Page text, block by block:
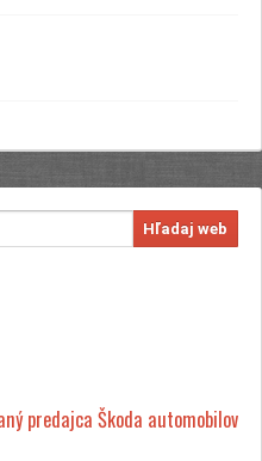
Hľadaj web
predajca Škoda automobilov